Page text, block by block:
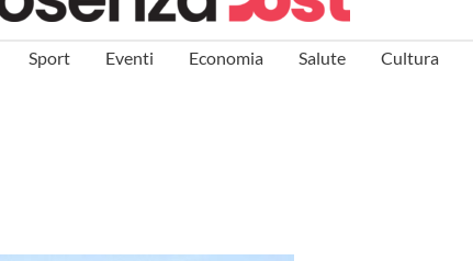
Sport Eventi Economia Salute Cultura